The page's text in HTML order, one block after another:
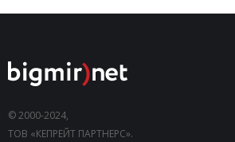
© 2000-2024,
ТОВ «КЕПРЕЙТ ПАРТНЕРС».